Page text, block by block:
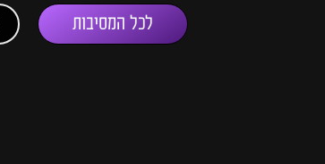
לכל המסיבות